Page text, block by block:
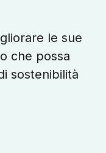
le sue
che possa
sostenibilità